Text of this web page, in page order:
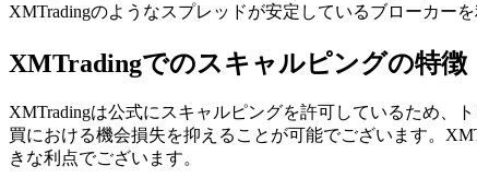
XMTradingのようなスプレッドが安定しているブローカー
XMTradingでのスキャルピングの特徴
XMTradingは公式にスキャルピングを許可しているため、
買における機会損失を抑えることが可能でございます。
きな利点でございます。